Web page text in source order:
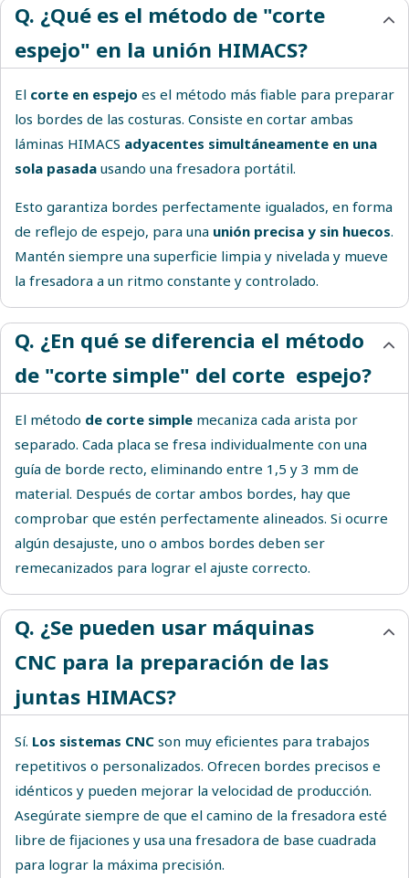
Q. ¿Qué es el método de "corte
espejo" en la unión HIMACS?
El corte en espejo es el método más fiable para preparar
los bordes de las costuras. Consiste en cortar ambas
láminas HIMACS adyacentes simultáneamente en una
sola pasada usando una fresadora portátil.
Esto garantiza bordes perfectamente igualados, en forma
de reflejo de espejo, para una unión precisa y sin huecos.
Mantén siempre una superficie limpia y nivelada y mueve
la fresadora a un ritmo constante y controlado.
Q. ¿En qué se diferencia el método
de "corte simple" del corte espejo?
El método de corte simple mecaniza cada arista por
separado. Cada placa se fresa individualmente con una
guía de borde recto, eliminando entre 1,5 y 3 mm de
material. Después de cortar ambos bordes, hay que
comprobar que estén perfectamente alineados. Si ocurre
algún desajuste, uno o ambos bordes deben ser
remecanizados para lograr el ajuste correcto.
Q. ¿Se pueden usar máquinas
CNC para la preparación de las
juntas HIMACS?
Sí. Los sistemas CNC son muy eficientes para trabajos
repetitivos o personalizados. Ofrecen bordes precisos e
idénticos y pueden mejorar la velocidad de producción.
Asegúrate siempre de que el camino de la fresadora esté
libre de fijaciones y usa una fresadora de base cuadrada
para lograr la máxima precisión.